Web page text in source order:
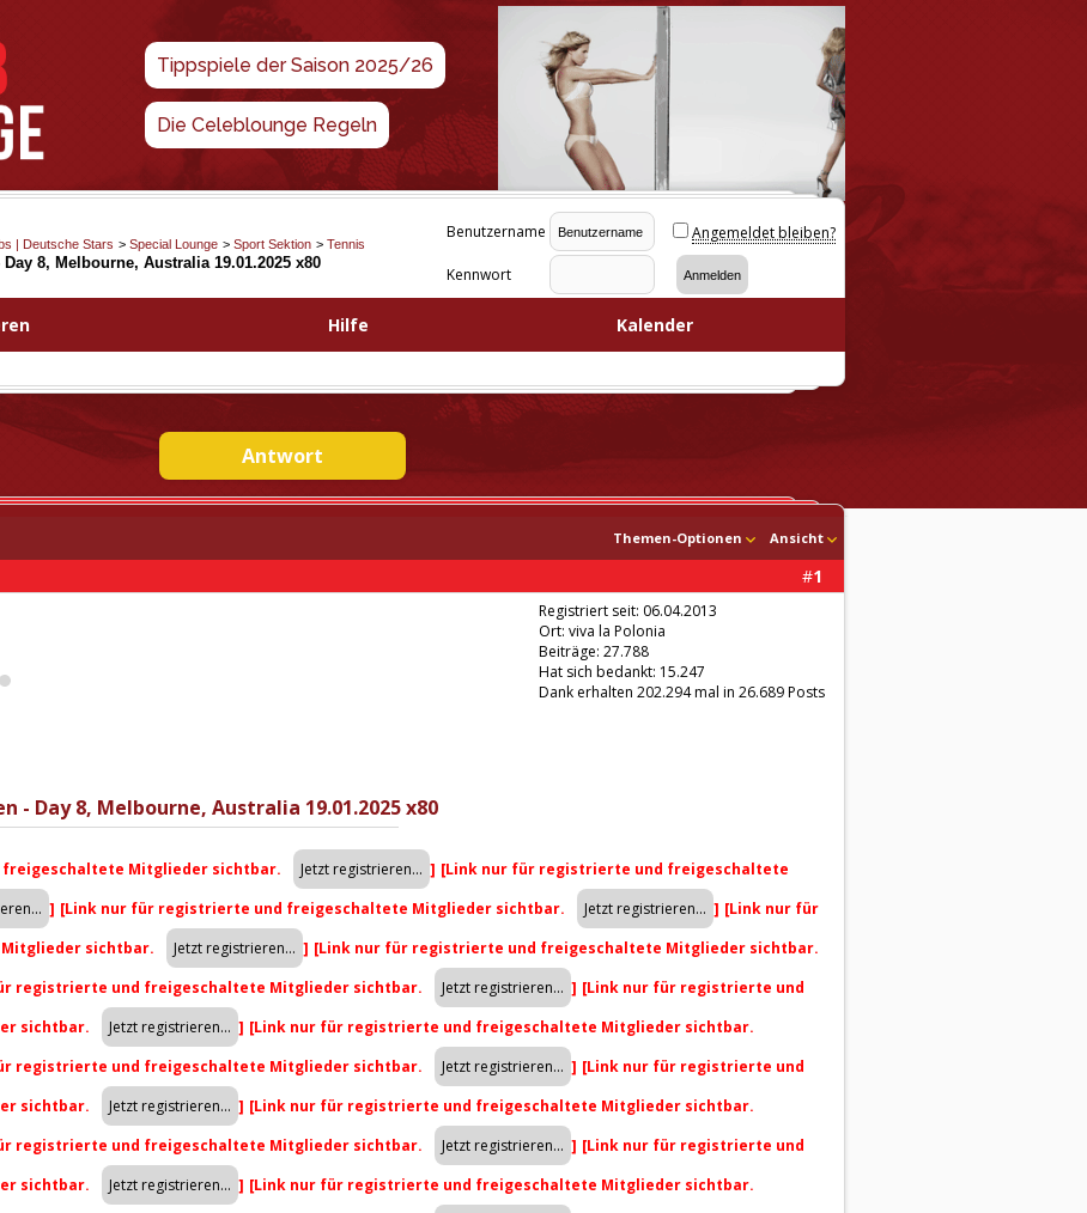
Tippspiele der Saison 2025/26
Die Celeblounge Regeln
| Deutsche Stars > Special Lounge > Sport Sektion > Tennis
8, Melbourne, Australia 19.01.2025 x80
Benutzername Angemeldet bleiben?
Kennwort
Hilfe Kalender
Antwort
Themen-Optionen Ansicht
#1
Registriert seit: 06.04.2013
Ort: viva la Polonia
Beiträge: 27.788
Hat sich bedankt: 15.247
Dank erhalten 202.294 mal in 26.689 Posts
- Day 8, Melbourne, Australia 19.01.2025 x80
Mitglieder sichtbar. ] [Link nur für registrierte und freigeschaltete
] [Link nur für registrierte und freigeschaltete Mitglieder sichtbar. ] [Link nur für
sichtbar.
] [Link nur für registrierte und freigeschaltete Mitglieder sichtbar.
registrierte und freigeschaltete Mitglieder sichtbar. ] [Link nur für registrierte und
sichtbar.
] [Link nur für registrierte und freigeschaltete Mitglieder sichtbar.
registrierte und freigeschaltete Mitglieder sichtbar. ] [Link nur für registrierte und
sichtbar.
] [Link nur für registrierte und freigeschaltete Mitglieder sichtbar.
registrierte und freigeschaltete Mitglieder sichtbar. ] [Link nur für registrierte und
sichtbar.
] [Link nur für registrierte und freigeschaltete Mitglieder sichtbar.